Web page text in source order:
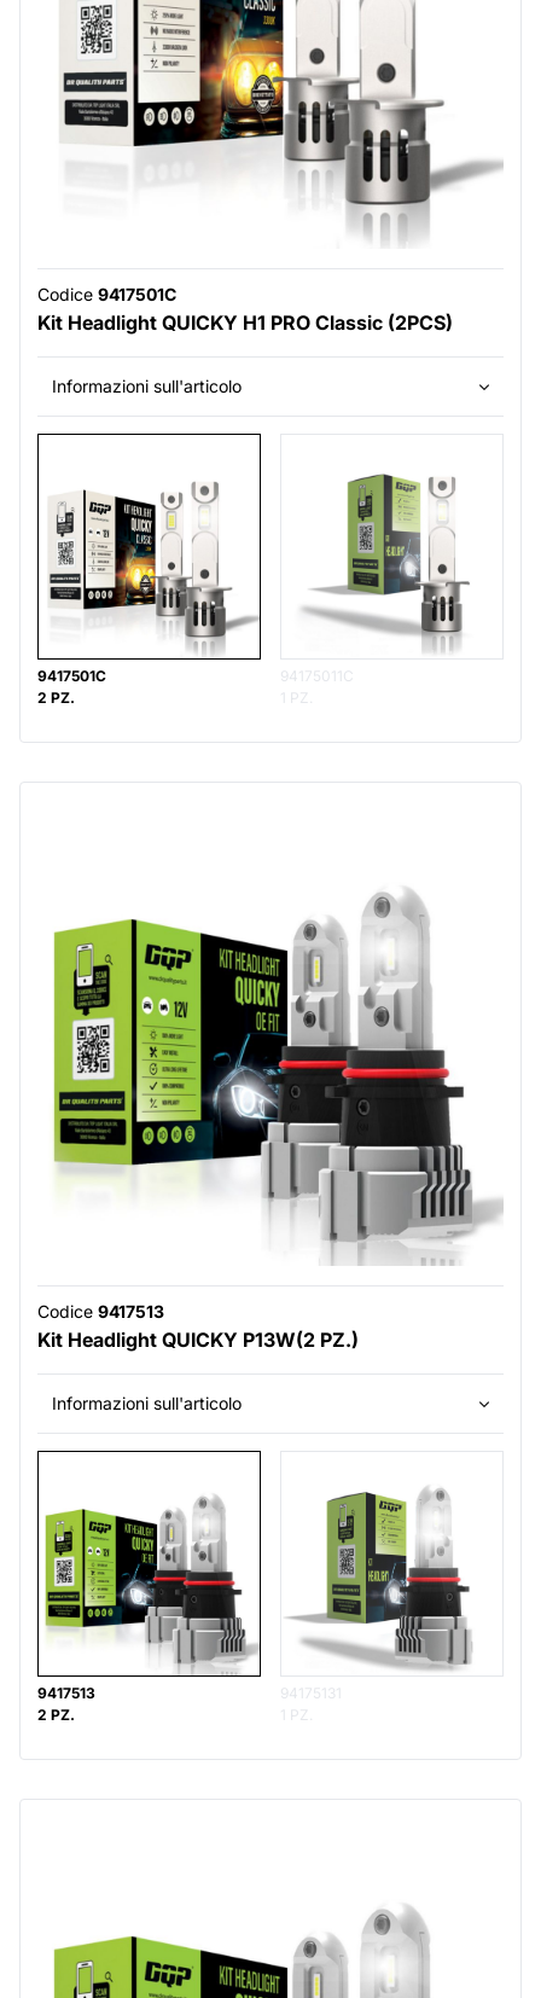
Codice 9417501C
Kit Headlight QUICKY H1 PRO Classic (2PCS)
Informazioni sull'articolo
9417501C
2 PZ.
94175011C
1 PZ.
Codice 9417513
Kit Headlight QUICKY P13W(2 PZ.)
Informazioni sull'articolo
9417513
2 PZ.
94175131
1 PZ.